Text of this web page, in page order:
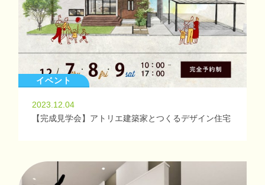
イベント
2023.12.04
【完成見学会】アトリエ建築家とつくるデザイン住宅